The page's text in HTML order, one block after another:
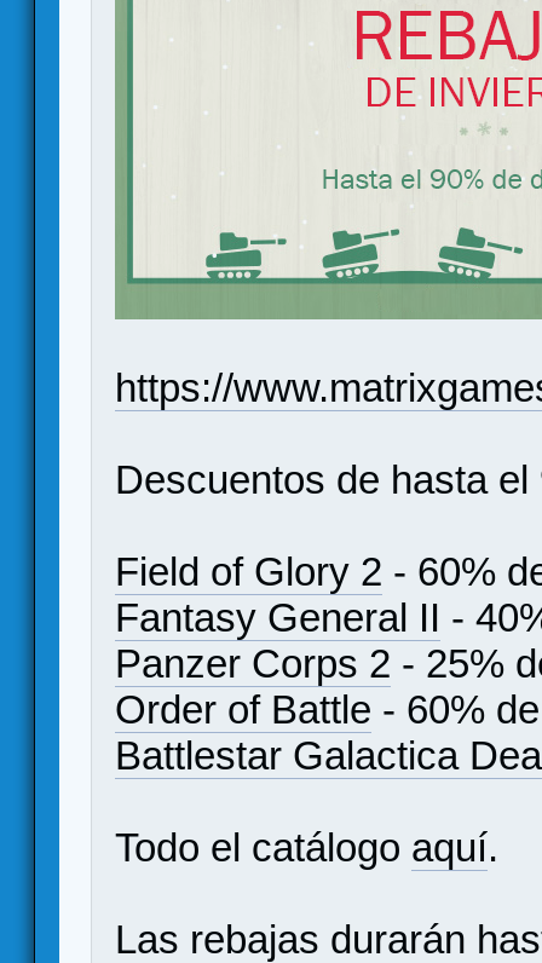
https://
Descuentos de hasta el
Field of Glory 2 - 60%
Fantasy General II -
Panzer Corps 2 - 25%
Order of Battle - 60%
Battlestar Galactica
Todo el catálogo aquí.
Las rebajas durarán